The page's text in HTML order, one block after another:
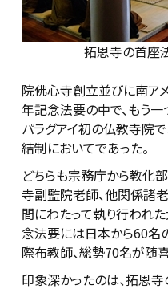
拓恩寺の首座
院佛心寺創立並びに南ア
年記念法要の中で、もう
パラグアイ初の仏教寺院
結制においてであった。
どちらも宗務庁から教化
寺副監院老師、他関係諸
間にわたって執り行われ
念法要には日本から60名
際布教師、総勢70名が随喜
印象深かったのは、拓恩